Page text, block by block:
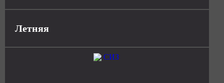
Летняя